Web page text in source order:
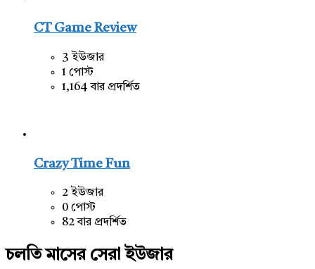
CT Game Review
3 ইউজার
1 পোস্ট
1,164 বার প্রদর্শিত
Crazy Time Fun
2 ইউজার
0 পোস্ট
82 বার প্রদর্শিত
চলতি মাসের সেরা ইউজার